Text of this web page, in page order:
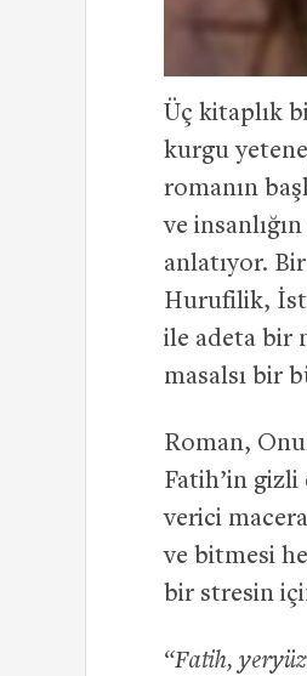
Üç kitaplık
kurgu
romanın
ve
anlatıyor.
Hurufilik,
ile adeta bir
masalsı bir
Roman,
Fatih’in
verici
ve bitmesi
bir stresin
“Fatih,